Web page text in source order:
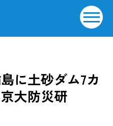
に土砂ダム7カ
大防災研